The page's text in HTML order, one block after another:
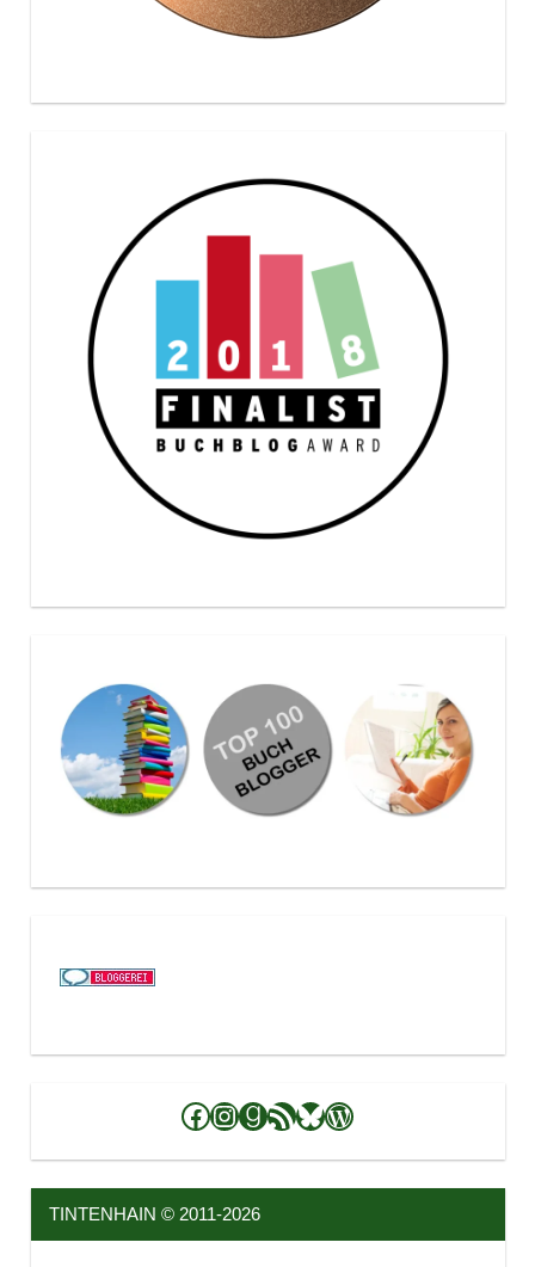
Facebook
Instagram
Goodreads
RSS-Feed
Bluesky
WordPress
TINTENHAIN © 2011-2026